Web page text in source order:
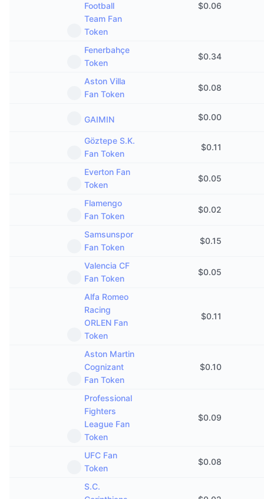
Football
Team Fan
Token
$0.06
Fenerbahçe
Token
$0.34
Aston Villa
Fan Token
$0.08
GAIMIN $0.00
Göztepe S.K.
Fan Token
$0.11
Everton Fan
Token
$0.05
Flamengo
Fan Token
$0.02
Samsunspor
Fan Token
$0.15
Valencia CF
Fan Token
$0.05
Alfa Romeo
Racing
ORLEN Fan
Token
$0.11
Aston Martin
Cognizant
Fan Token
$0.10
Professional
Fighters
League Fan
Token
$0.09
UFC Fan
Token
$0.08
S.C.